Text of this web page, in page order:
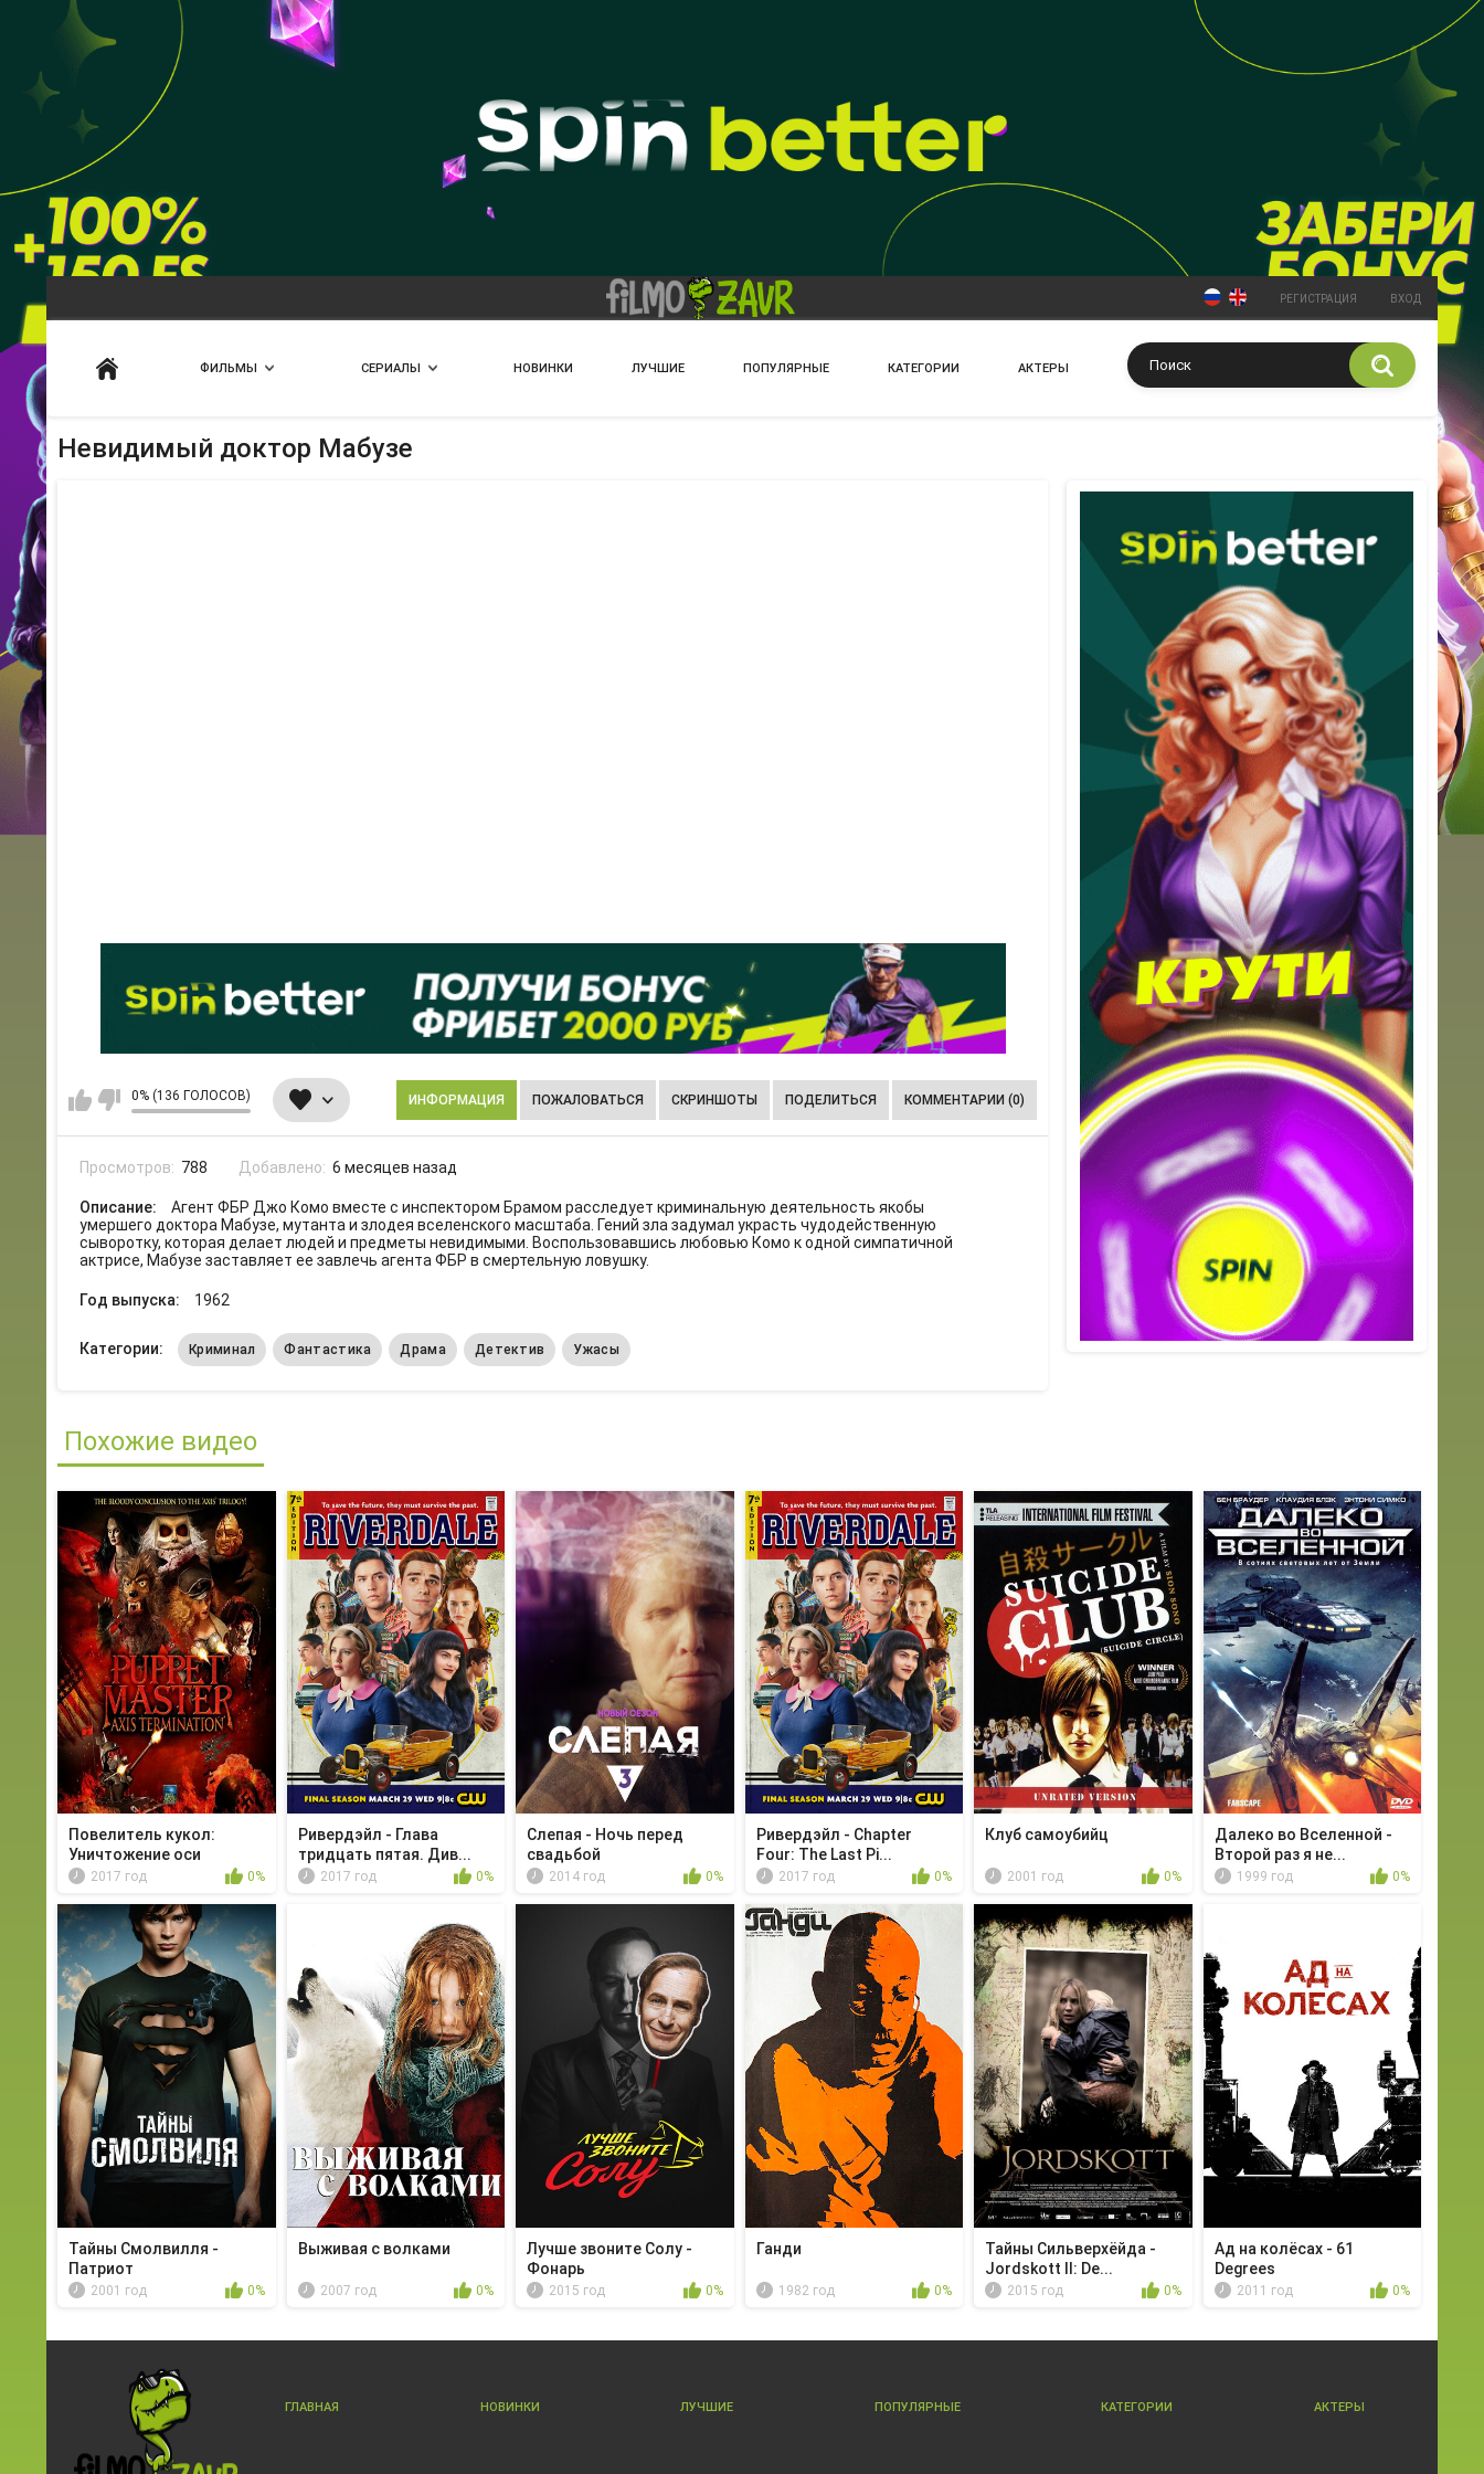
РЕГИСТРАЦИЯ ВХОД
ФИЛЬМЫ СЕРИАЛЫ НОВИНКИ ЛУЧШИЕ ПОПУЛЯРНЫЕ КАТЕГОРИИ АКТЕРЫ
Невидимый доктор Мабузе
0% (136 ГОЛОСОВ) ИНФОРМАЦИЯ ПОЖАЛОВАТЬСЯ СКРИНШОТЫ ПОДЕЛИТЬСЯ КОММЕНТАРИИ (0)
Просмотров: 788 Добавлено: 6 месяцев назад
Описание:
Агент ФБР Джо Комо вместе с инспектором Брамом расследует криминальную деятельность якобы
умершего доктора Мабузе, мутанта и злодея вселенского масштаба. Гений зла задумал украсть чудодейственную
сыворотку, которая делает людей и предметы невидимыми. Воспользовавшись любовью Комо к одной симпатичной
актрисе, Мабузе заставляет ее завлечь агента ФБР в смертельную ловушку.
Год выпуска: 1962
Категории: Криминал Фантастика Драма Детектив Ужасы
Похожие видео
Повелитель кукол:
Уничтожение оси
2017 год 0%
Ривердэйл - Глава
тридцать пятая. Див...
2017 год 0%
Слепая - Ночь перед
свадьбой
2014 год 0%
Ривердэйл - Chapter
Four: The Last Pi...
2017 год 0%
Клуб самоубийц
2001 год 0%
Далеко во Вселенной -
Второй раз я не...
1999 год 0%
Тайны Смолвилля -
Патриот
2001 год 0%
Выживая с волками
2007 год 0%
Лучше звоните Солу -
Фонарь
2015 год 0%
Ганди
1982 год 0%
Тайны Сильверхёйда -
Jordskott II: De...
2015 год 0%
Ад на колёсах - 61
Degrees
2011 год 0%
ГЛАВНАЯ НОВИНКИ ЛУЧШИЕ ПОПУЛЯРНЫЕ КАТЕГОРИИ АКТЕРЫ